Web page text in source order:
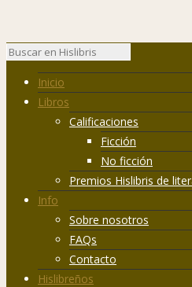
Inicio
Libros
Calificaciones
Ficción
No ficción
Premios Hislibris de
Info
Sobre nosotros
FAQs
Contacto
Hislibreños